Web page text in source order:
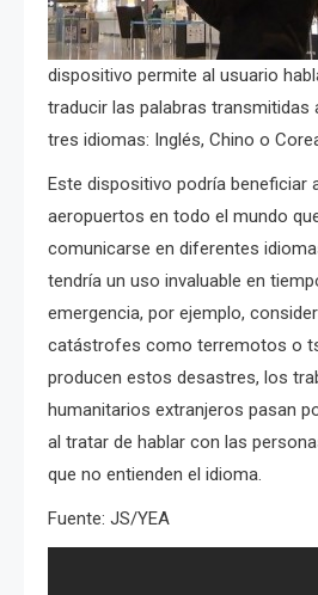
dispositivo permite al usuario
traducir las palabras transmitidas
tres idiomas: Inglés, Chino o
Este dispositivo podría beneficiar
aeropuertos en todo el mundo
comunicarse en diferentes
tendría un uso invaluable en
emergencia, por ejemplo,
catástrofes como terremotos o
producen estos desastres, los
humanitarios extranjeros pasan
al tratar de hablar con las
que no entienden el idioma.
Fuente: JS/YEA